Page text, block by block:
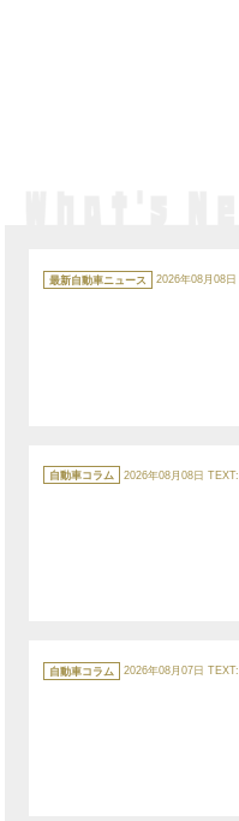
テ
ゴ
最新自動車ニュース 2026年08月08日
テ
ゴ
自動車コラム 2026年08月08日 TEXT:
テ
ゴ
自動車コラム 2026年08月07日 TEXT: